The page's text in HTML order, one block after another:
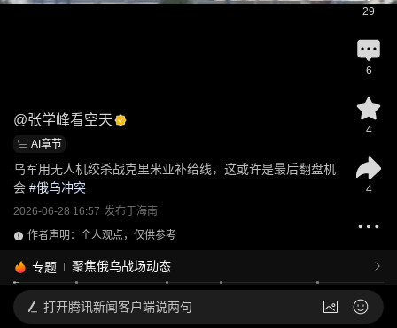
@张学峰看空天
AI章节
乌军用无人机绞杀战克里米亚补给线，这或许是最后翻盘机
会 #俄乌冲突
2026-06-28 16:57 发布于海南
作者声明：个人观点，仅供参考
专题 聚焦俄乌战场动态
29
6
4
4
打开腾讯新闻客户端说两句